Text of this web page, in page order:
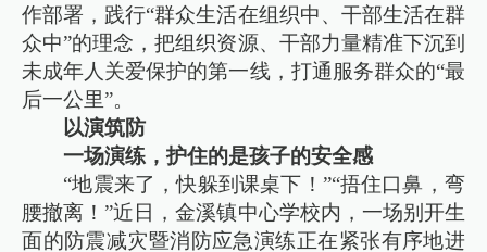
作部署，践行“群众生活在组织中、干部生活在群
众中”的理念，把组织资源、干部力量精准下沉到
未成年人关爱保护的第一线，打通服务群众的“最
后一公里”。
以演筑防
一场演练，护住的是孩子的安全感
“地震来了，快躲到课桌下！”“捂住口鼻，弯
腰撤离！”近日，金溪镇中心学校内，一场别开生
面的防震减灾暨消防应急演练正在紧张有序地进